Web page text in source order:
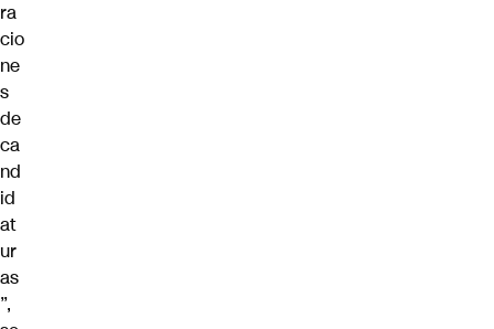
ra
cio
ne
s
de
ca
nd
id
at
ur
as
”,